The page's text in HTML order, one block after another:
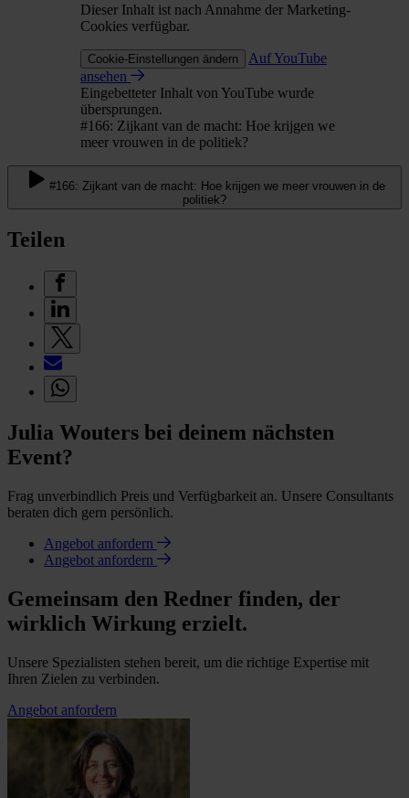
Dieser Inhalt ist nach Annahme der Marketing-
Cookies verfügbar.
Cookie-Einstellungen ändern
Auf YouTube
ansehen
Eingebetteter Inhalt von YouTube wurde
übersprungen.
#166: Zijkant van de macht: Hoe krijgen we
meer vrouwen in de politiek?
#166: Zijkant van de macht: Hoe krijgen we meer vrouwen in de
politiek?
Teilen
Julia Wouters bei deinem nächsten
Event?
Frag unverbindlich Preis und Verfügbarkeit an. Unsere Consultants
beraten dich gern persönlich.
Angebot anfordern
Angebot anfordern
Gemeinsam den Redner finden, der
wirklich Wirkung erzielt.
Unsere Spezialisten stehen bereit, um die richtige Expertise mit
Ihren Zielen zu verbinden.
Angebot anfordern